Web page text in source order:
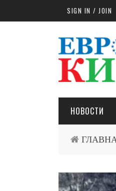
Skip to main contentSIGN IN / JOIN
НОВОСТИ